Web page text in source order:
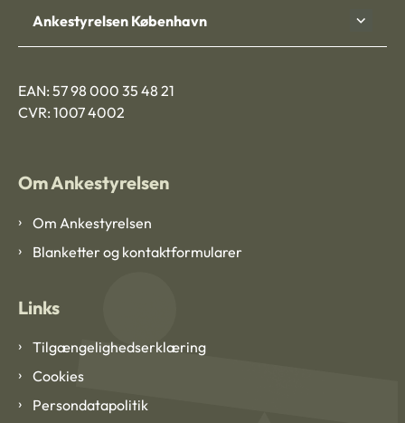
Ankestyrelsen København
EAN: 57 98 000 35 48 21
CVR: 1007 4002
Om Ankestyrelsen
Om Ankestyrelsen
Blanketter og kontaktformularer
Links
Tilgængelighedserklæring
Cookies
Persondatapolitik